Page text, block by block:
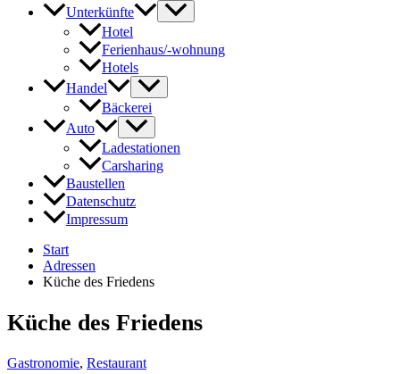
Unterkünfte
Hotel
Ferienhaus/-wohnung
Hotels
Handel
Bäckerei
Auto
Ladestationen
Carsharing
Baustellen
Datenschutz
Impressum
Start
Adressen
Küche des Friedens
Küche des Friedens
Gastronomie, Restaurant